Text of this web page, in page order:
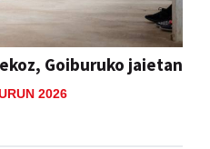
Goiburuko jaietan
2026